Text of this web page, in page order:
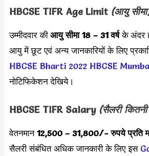
HBCSE TIFR Age Limit (आयु
उम्मीदवार कीआयु सीमा 18 – 31 वर्षके अंदर
आयु में छूट एवं अन्य जानकारियों के लिए
HBCSE Bharti 2022 HBCSE
नोटिफिकेशन देखिये।
HBCSE TIFR Salary (सैलरी
वेतनमान12,500 – 31,800/- रुपये प्रति
सैलरी संबंधित अधिक जानकारी के लिए इस